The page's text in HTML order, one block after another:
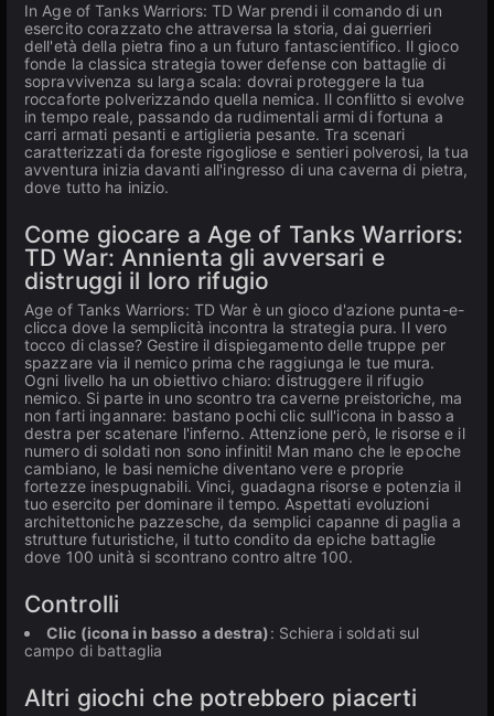
In Age of Tanks Warriors: TD War prendi il comando di un
esercito corazzato che attraversa la storia, dai guerrieri
dell'età della pietra fino a un futuro fantascientifico. Il gioco
fonde la classica strategia tower defense con battaglie di
sopravvivenza su larga scala: dovrai proteggere la tua
roccaforte polverizzando quella nemica. Il conflitto si evolve
in tempo reale, passando da rudimentali armi di fortuna a
carri armati pesanti e artiglieria pesante. Tra scenari
caratterizzati da foreste rigogliose e sentieri polverosi, la tua
avventura inizia davanti all'ingresso di una caverna di pietra,
dove tutto ha inizio.
Come giocare a Age of Tanks Warriors:
TD War: Annienta gli avversari e
distruggi il loro rifugio
Age of Tanks Warriors: TD War è un gioco d'azione punta-e-
clicca dove la semplicità incontra la strategia pura. Il vero
tocco di classe? Gestire il dispiegamento delle truppe per
spazzare via il nemico prima che raggiunga le tue mura.
Ogni livello ha un obiettivo chiaro: distruggere il rifugio
nemico. Si parte in uno scontro tra caverne preistoriche, ma
non farti ingannare: bastano pochi clic sull'icona in basso a
destra per scatenare l'inferno. Attenzione però, le risorse e il
numero di soldati non sono infiniti! Man mano che le epoche
cambiano, le basi nemiche diventano vere e proprie
fortezze inespugnabili. Vinci, guadagna risorse e potenzia il
tuo esercito per dominare il tempo. Aspettati evoluzioni
architettoniche pazzesche, da semplici capanne di paglia a
strutture futuristiche, il tutto condito da epiche battaglie
dove 100 unità si scontrano contro altre 100.
Controlli
Clic (icona in basso a destra): Schiera i soldati sul
campo di battaglia
Altri giochi che potrebbero piacerti